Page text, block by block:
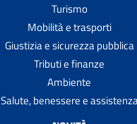
Turismo
Mobilità e trasporti
Giustizia e sicurezza pubblica
Tributi e finanze
Ambiente
Salute, benessere e